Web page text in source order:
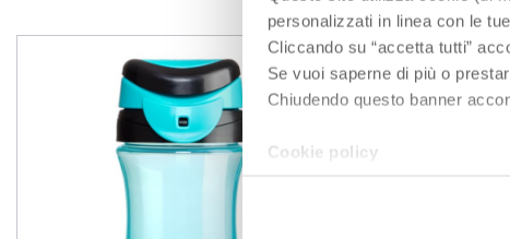
personalizzati in linea con le
Cliccando su “accetta tutti”
Se vuoi saperne di più o
Chiudendo questo banner
Cookie policy